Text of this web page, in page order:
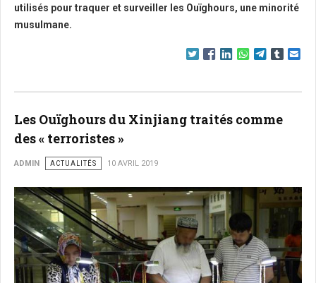
utilisés pour traquer et surveiller les Ouïghours, une minorité
musulmane.
Les Ouïghours du Xinjiang traités comme
des « terroristes »
ADMIN ACTUALITÉS 10 AVRIL 2019